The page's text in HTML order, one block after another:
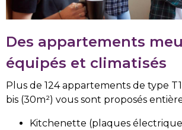
Des appartements
équipés et climatisés
Plus de 124 appartements de type
bis (30m²) vous sont proposés
Kitchenette (plaques